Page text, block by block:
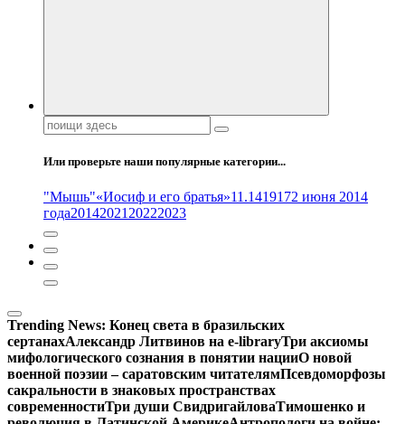
Поиск:
Или проверьте наши популярные категории...
"Мышь"«Иосиф и его братья»11.1419172 июня 2014
года20142021 20222023
Trending News: Конец света в бразильских
сертанахАлександр Литвинов на e-libraryТри аксиомы
мифологического сознания в понятии нацииО новой
военной поэзии – саратовским читателямПсевдоморфозы
сакральности в знаковых пространствах
современностиТри души СвидригайловаТимошенко и